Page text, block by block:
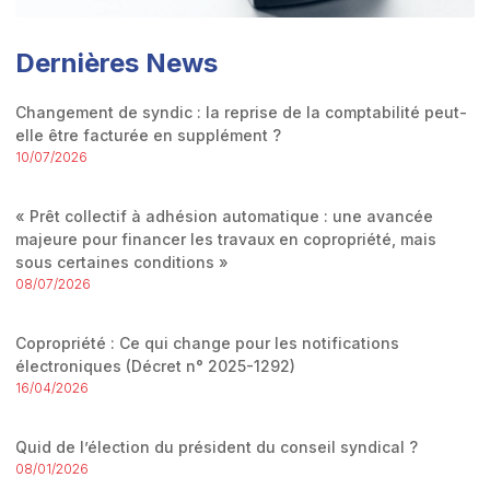
Dernières News
Changement de syndic : la reprise de la comptabilité peut-
elle être facturée en supplément ?
10/07/2026
« Prêt collectif à adhésion automatique : une avancée
majeure pour financer les travaux en copropriété, mais
sous certaines conditions »
08/07/2026
Copropriété : Ce qui change pour les notifications
électroniques (Décret n° 2025-1292)
16/04/2026
Quid de l’élection du président du conseil syndical ?
08/01/2026